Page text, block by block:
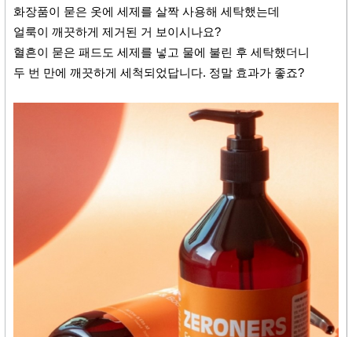
화장품이 묻은 옷에 세제를 살짝 사용해 세탁했는데
얼룩이 깨끗하게 제거된 거 보이시나요?
혈흔이 묻은 패드도 세제를 넣고 물에 불린 후 세탁했더니
두 번 만에 깨끗하게 세척되었답니다. 정말 효과가 좋죠?